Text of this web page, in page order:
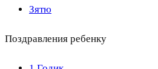
Зятю
Поздравления ребенку